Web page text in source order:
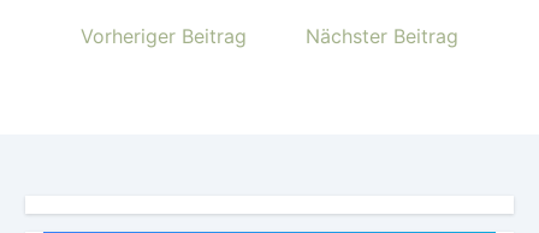
Vorheriger Beitrag Nächster Beitrag